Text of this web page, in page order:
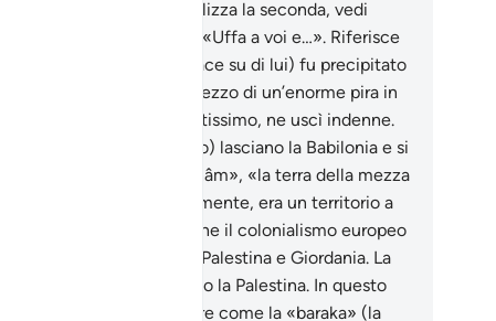
plurale, il Corano utilizza la seconda, vedi
più sotto il vers. Lett.: «Uffa a voi e…». Riferisce
tradizione che Abramo (pace su di lui) fu precipitato
tetto di un edificio nel mezzo di un’enorme pira in
e, gloria ad Allah l’Altissimo, ne uscì indenne.
e Lot (pace su di loro) lasciano la Babilonia e si
verso «bilàd ’ash- shâm», «la terra della mezza
fertile» che, tradizionalmente, era un territorio a
della penisola arabica che il colonialismo europeo
suddiviso in Siria, Libano, Palestina e Giordania. La
dei due profeti è proprio la Palestina. In questo
è interessante notare come la «baraka» (la